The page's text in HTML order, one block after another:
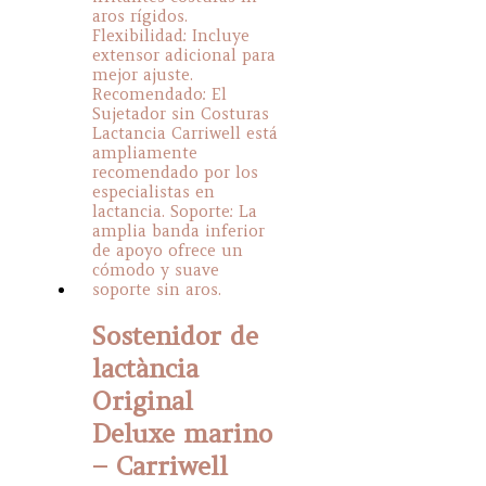
chosen
on
the
product
page
Sostenidor de
lactància
Original
Deluxe marino
– Carriwell